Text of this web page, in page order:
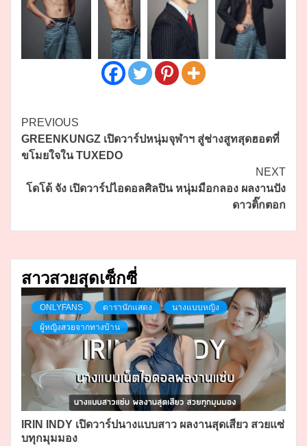
Continue
Reading
PREVIOUS
GREENKUNGZ เปิดวาร์ปหนุ่มจุฬาฯ สู่ช่างสูทสุดฮอตที่
ขโมยใจใน TUXEDO
NEXT
โดโด้ จัง เปิดวาร์ปไอดอลศิลปิน หนุ่มมือกลอง ผลงานปัง
ดาวติ๊กตอก
สาวสวยสุดเซ็กซี่
ONLYFANS ดารานักแสดง นางแบบหญิง
ผู้หญิงสวยจากทางบ้าน
IRIN INDY เปิดวาร์ปนางแบบสาว ผลงานสุดเสียว สวยแซ่
บทุกมุมมอง